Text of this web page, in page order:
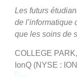
Les futurs
de l’informatique
que les soins de
COLLEGE
IonQ (NYSE :